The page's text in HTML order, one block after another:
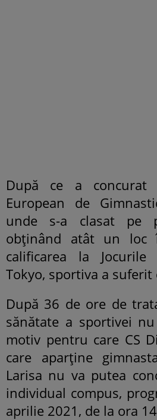
După ce a concurat
European de
unde s-a clasat pe
obținând atât un loc
calificarea la
Tokyo, sportiva a suferit
După 36 de ore de
sănătate a sportivei
motiv pentru care CS
care aparține
Larisa nu va putea
individual compus,
aprilie 2021, de la ora